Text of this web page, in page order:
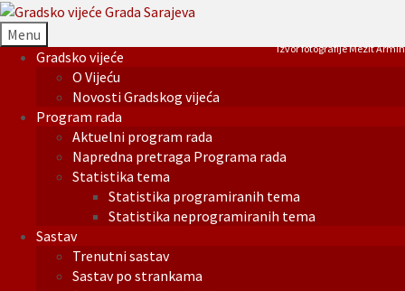
Menu
Gradsko vijeće
O Vijeću
Novosti Gradskog vijeća
Program rada
Aktuelni program rada
Napredna pretraga Programa rada
Statistika tema
Statistika programiranih tema
Statistika neprogramiranih tema
Sastav
Trenutni sastav
Sastav po strankama
Izvor fotografije Mezit Armin